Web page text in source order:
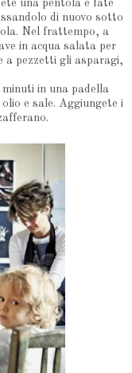
una pentola e fate
di nuovo sotto
Nel frattempo, a
in acqua salata per
pezzetti gli asparagi,
in una padella
e sale. Aggiungete i